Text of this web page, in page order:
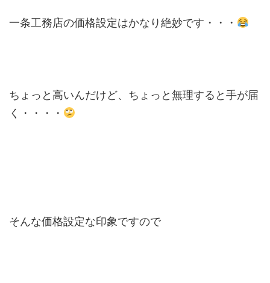
一条工務店の価格設定はかなり絶妙です・・・
ちょっと高いんだけど、ちょっと無理すると手が届
く・・・・
そんな価格設定な印象ですので